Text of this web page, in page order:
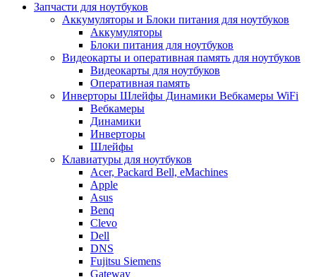
Запчасти для ноутбуков
Аккумуляторы и Блоки питания для ноутбуков
Аккумуляторы
Блоки питания для ноутбуков
Видеокарты и оперативная память для ноутбуков
Видеокарты для ноутбуков
Оперативная память
Инверторы Шлейфы Динамики Вебкамеры WiFi
Вебкамеры
Динамики
Инверторы
Шлейфы
Клавиатуры для ноутбуков
Acer, Packard Bell, eMachines
Apple
Asus
Benq
Clevo
Dell
DNS
Fujitsu Siemens
Gateway